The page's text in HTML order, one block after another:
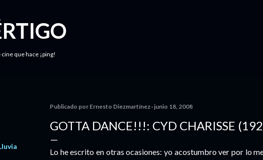
cine que hace ¡ping!
Publicado por Ernesto Diezmartínez junio 18, 2008
GOTTA DANCE!!!: CYD CHARISSE
Lo he escrito en otras ocasiones: yo acostumbro ver por lo